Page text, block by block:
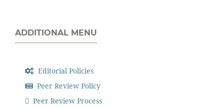
ADDITIONAL MENU
Editorial Policies
Peer Review Policy
Peer Review Process